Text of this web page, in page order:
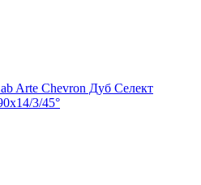
Arte Chevron Дуб Селект
3/45°